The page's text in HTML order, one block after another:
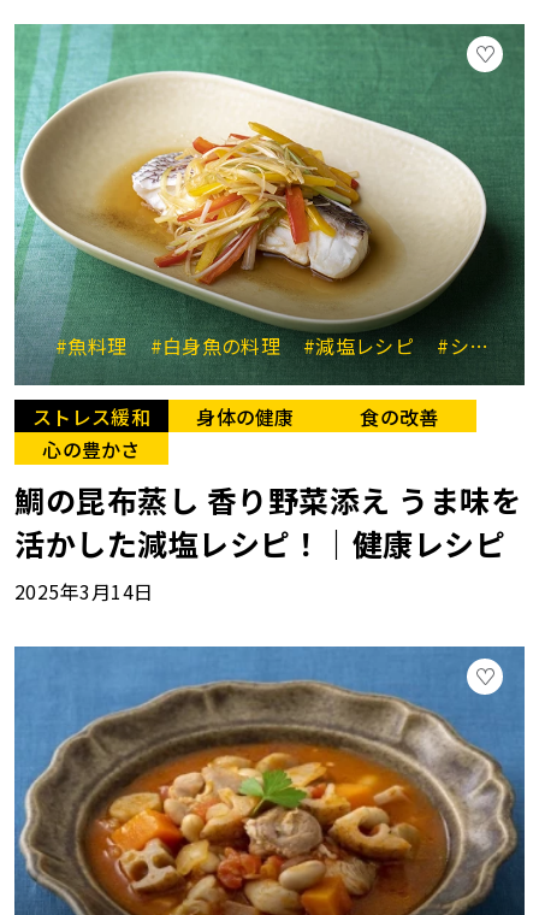
#魚料理 #白身魚の料理 #減塩レシピ #シニアにやさしい料理
ストレス緩和 身体の健康
食の改善
心の豊かさ
鯛の昆布蒸し 香り野菜添え うま味を
活かした減塩レシピ！｜健康レシピ
2025年3月14日